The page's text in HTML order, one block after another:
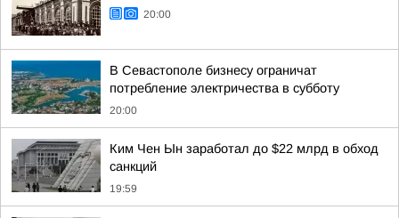
20:00
В Севастополе бизнесу ограничат
потребление электричества в субботу
20:00
Ким Чен Ын заработал до $22 млрд в обход
санкций
19:59